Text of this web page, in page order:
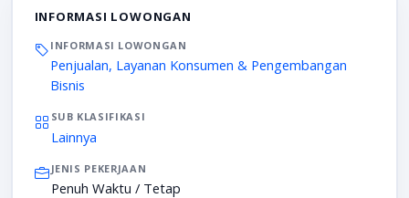
INFORMASI LOWONGAN
INFORMASI LOWONGAN
Penjualan, Layanan Konsumen & Pengembangan
Bisnis
SUB KLASIFIKASI
Lainnya
JENIS PEKERJAAN
Penuh Waktu / Tetap